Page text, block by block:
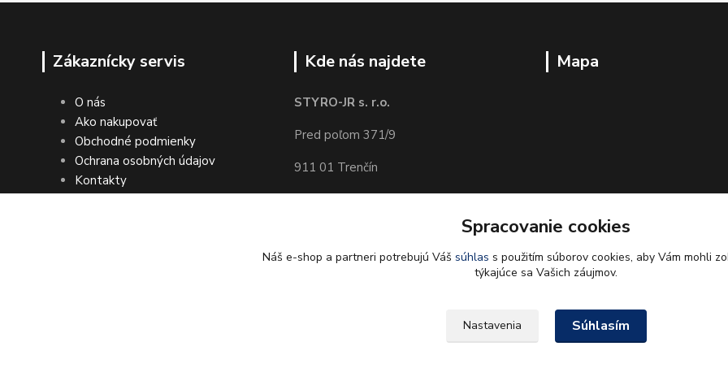
Zákaznícky servis
O nás
Ako nakupovať
Obchodné podmienky
Ochrana osobných údajov
Kontakty
Kde nás najdete
STYRO-JR s. r.o.
Pred poľom 371/9
911 01 Trenčín
Mapa
Spracovanie cookies
Náš e-shop a partneri potrebujú Váš súhlas s použitím súborov cookies, aby Vám mohli
týkajúce sa Vašich záujmov.
Nastavenia Súhlasím